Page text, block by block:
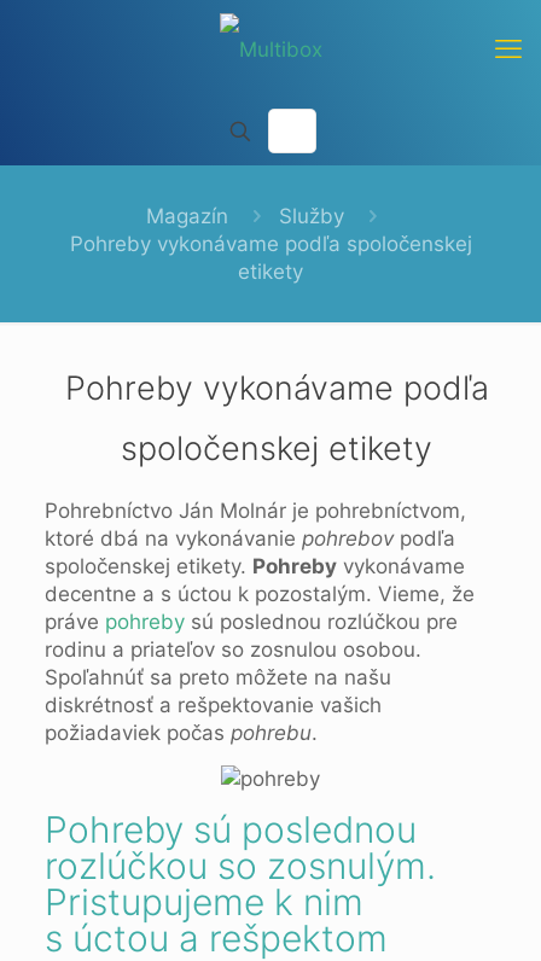
Magazín
Služby
Pohreby vykonávame podľa spoločenskej
etikety
Pohreby vykonávame podľa
spoločenskej etikety
Pohrebníctvo Ján Molnár je pohrebníctvom,
ktoré dbá na vykonávanie pohrebovpodľa
spoločenskej etikety. Pohrebyvykonávame
decentne a s úctou k pozostalým. Vieme, že
práve pohrebysú poslednou rozlúčkou pre
rodinu a priateľov so zosnulou osobou.
Spoľahnúť sa preto môžete na našu
diskrétnosť a rešpektovanie vašich
požiadaviek počas pohrebu.
Pohreby sú poslednou
rozlúčkou so zosnulým.
Pristupujeme k nim
s úctou a rešpektom